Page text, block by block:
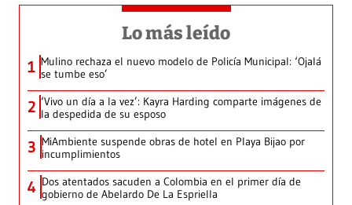
Lo más leído
1 Mulino rechaza el nuevo modelo de Policía Municipal: ‘Ojalá
se tumbe eso’
2 ‘Vivo un día a la vez’: Kayra Harding comparte imágenes de
la despedida de su esposo
3 MiAmbiente suspende obras de hotel en Playa Bijao por
incumplimientos
4 Dos atentados sacuden a Colombia en el primer día de
gobierno de Abelardo De La Espriella